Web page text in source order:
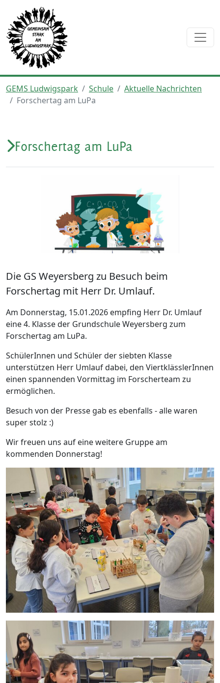
GEMS Ludwigspark Schule
Aktuelle Nachrichten
Forschertag am LuPa
Forschertag am LuPa
Die GS Weyersberg zu Besuch beim
Forschertag mit Herr Dr. Umlauf.
Am Donnerstag, 15.01.2026 empfing Herr Dr. Umlauf
eine 4. Klasse der Grundschule Weyersberg zum
Forschertag am LuPa.
SchülerInnen und Schüler der siebten Klasse
unterstützen Herr Umlauf dabei, den ViertklässlerInnen
einen spannenden Vormittag im Forscherteam zu
ermöglichen.
Besuch von der Presse gab es ebenfalls - alle waren
super stolz :)
Wir freuen uns auf eine weitere Gruppe am
kommenden Donnerstag!